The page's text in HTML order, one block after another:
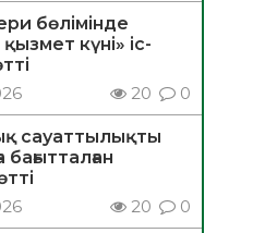
бөлімінде
күні» іс-
20 0
сауаттылықты
бағытталған
20 0